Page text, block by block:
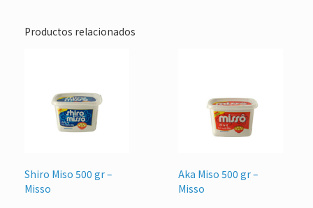
Productos relacionados
Shiro Miso 500 gr –
Misso
Aka Miso 500 gr –
Misso